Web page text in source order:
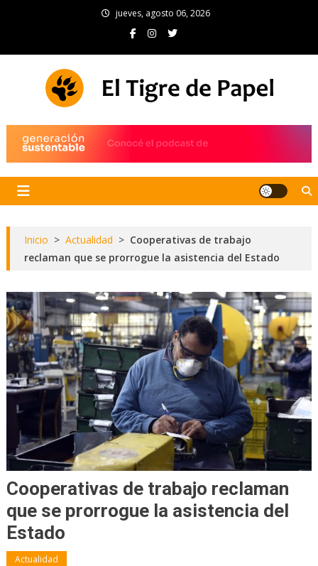
jueves, agosto 06, 2026
Inicio > Actualidad > Cooperativas de trabajo
reclaman que se prorrogue la asistencia del Estado
Cooperativas de trabajo reclaman
que se prorrogue la asistencia del
Estado
Actualidad